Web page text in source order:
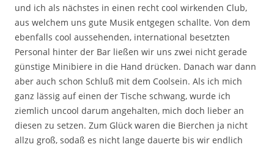
und ich als nächstes in einen recht cool wirkenden Club,
aus welchem uns gute Musik entgegen schallte. Von dem
ebenfalls cool aussehenden, international besetzten
Personal hinter der Bar ließen wir uns zwei nicht gerade
günstige Minibiere in die Hand drücken. Danach war dann
aber auch schon Schluß mit dem Coolsein. Als ich mich
ganz lässig auf einen der Tische schwang, wurde ich
ziemlich uncool darum angehalten, mich doch lieber an
diesen zu setzen. Zum Glück waren die Bierchen ja nicht
allzu groß, sodaß es nicht lange dauerte bis wir endlich